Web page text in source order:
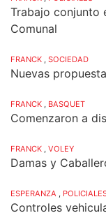
Trabajo conjunto
Comunal
FRANCK , SOCIEDAD
Nuevas
FRANCK , BASQUET
Comenzaron a
FRANCK , VOLEY
Damas y
ESPERANZA ,
Controles